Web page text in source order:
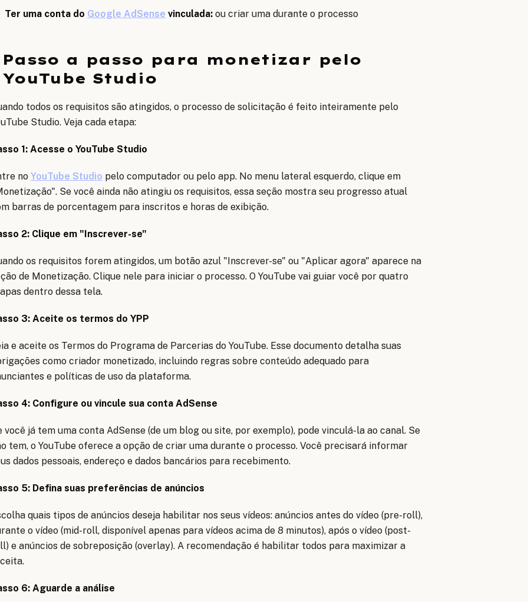
Ter uma conta do Google AdSense vinculada: ou criar uma durante o processo
Passo a passo para monetizar pelo
YouTube Studio
todos os requisitos são atingidos, o processo de solicitação é feito inteiramente pelo
Studio. Veja cada etapa:
1: Acesse o YouTube Studio
no YouTube Studio pelo computador ou pelo app. No menu lateral esquerdo, clique em
Se você ainda não atingiu os requisitos, essa seção mostra seu progresso atual
barras de porcentagem para inscritos e horas de exibição.
2: Clique em "Inscrever-se"
os requisitos forem atingidos, um botão azul "Inscrever-se" ou "Aplicar agora" aparece na
de Monetização. Clique nele para iniciar o processo. O YouTube vai guiar você por quatro
dentro dessa tela.
3: Aceite os termos do YPP
e aceite os Termos do Programa de Parcerias do YouTube. Esse documento detalha suas
como criador monetizado, incluindo regras sobre conteúdo adequado para
e políticas de uso da plataforma.
4: Configure ou vincule sua conta AdSense
você já tem uma conta AdSense (de um blog ou site, por exemplo), pode vinculá-la ao canal. Se
tem, o YouTube oferece a opção de criar uma durante o processo. Você precisará informar
dados pessoais, endereço e dados bancários para recebimento.
5: Defina suas preferências de anúncios
quais tipos de anúncios deseja habilitar nos seus vídeos: anúncios antes do vídeo (pre-roll),
o vídeo (mid-roll, disponível apenas para vídeos acima de 8 minutos), após o vídeo (post-
e anúncios de sobreposição (overlay). A recomendação é habilitar todos para maximizar a
6: Aguarde a análise